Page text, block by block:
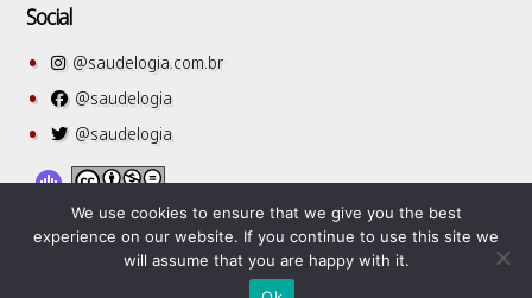
Social
@saudelogia.com.br
@saudelogia
@saudelogia
| WordPress Theme by
We use cookies to ensure that we give you the best
experience on our website. If you continue to use this site we
will assume that you are happy with it.